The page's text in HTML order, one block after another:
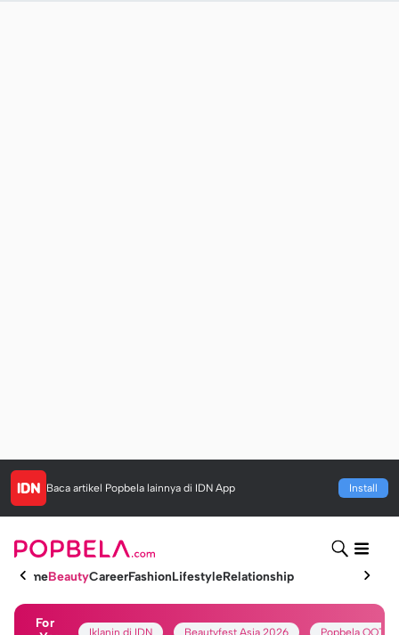
Baca artikel Popbela lainnya di IDN App Install
HomeBeautyCareerFashionLifestyleRelationship
For
Iklanin di IDN Beautyfest Asia 2026 Popbela OOTD